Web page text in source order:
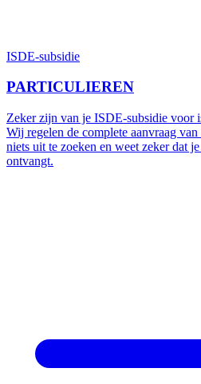
ISDE-subsidie
PARTICULIEREN
Zeker zijn van je ISDE-subsidie voor
Wij regelen de complete aanvraag
niets uit te zoeken en weet zeker dat
ontvangt.